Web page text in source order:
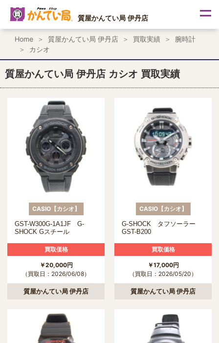
ス
プ
質屋かんてい局 伊丹店
Home 質屋かんてい局 伊丹店 買取実績
腕時計
カシオ
質屋かんてい局 伊丹店 カシオ 買取実績
CASIO【カシオ】
GST-W300G-1A1JF G-
SHOCK Gスチール
買取価格
￥20,000円
（買取日：2026/06/08）
質屋かんてい局 伊丹店
CASIO【カシオ】
G-SHOCK タフソーラー
GST-B200
買取価格
￥17,000円
（買取日：2026/05/20）
質屋かんてい局 伊丹店